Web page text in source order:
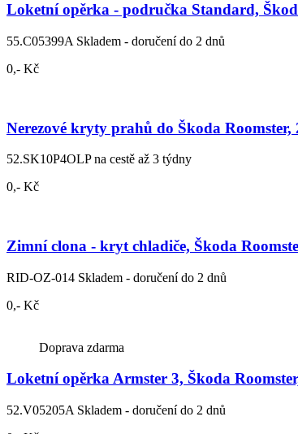
Loketní opěrka - područka Standard,
55.C05399A Skladem - doručení do 2 dnů
0,- Kč
Nerezové kryty prahů do Škoda Roomster,
52.SK10P4OLP na cestě až 3 týdny
0,- Kč
Zimní clona - kryt chladiče, Škoda
RID-OZ-014 Skladem - doručení do 2 dnů
0,- Kč
Doprava zdarma
Loketní opěrka Armster 3, Škoda
52.V05205A Skladem - doručení do 2 dnů